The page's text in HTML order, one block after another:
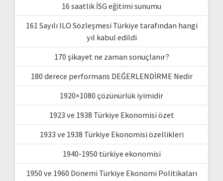
16 saatlik İSG eğitimi sunumu
161 Sayılı ILO Sözleşmesi Türkiye tarafından hangi
yıl kabul edildi
170 şikayet ne zaman sonuçlanır?
180 derece performans DEĞERLENDİRME Nedir
1920×1080 çözünürlük iyimidir
1923 ve 1938 Türkiye Ekonomisi özet
1933 ve 1938 Türkiye Ekonomisi özellikleri
1940-1950 türkiye ekonomisi
1950 ve 1960 Dönemi Türkiye Ekonomi Politikaları